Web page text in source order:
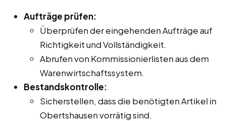
Aufträge prüfen:
Überprüfen der eingehenden Aufträge auf
Richtigkeit und Vollständigkeit.
Abrufen von Kommissionierlisten aus dem
Warenwirtschaftssystem.
Bestandskontrolle:
Sicherstellen, dass die benötigten Artikel in
Obertshausen vorrätig sind.